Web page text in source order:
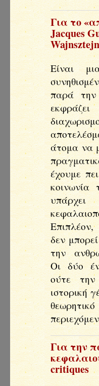
Για το
Jacques
Wajnsztejn
Είναι
παρά την
άτομα να
έχουμε
κοινωνία
δεν
την
Οι δύο
ούτε την
ιστορική
Για την
critiques